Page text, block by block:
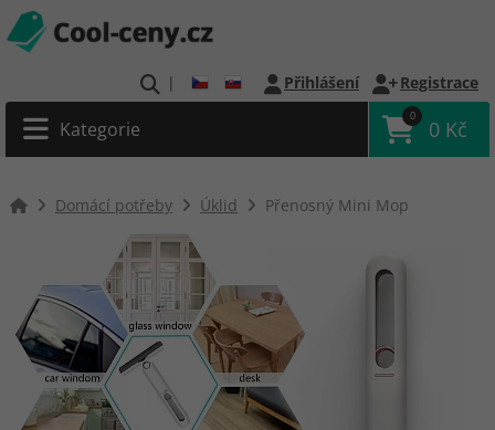
| Přihlášení Registrace
Kategorie
0
0 Kč
Domácí potřeby Úklid Přenosný Mini Mop